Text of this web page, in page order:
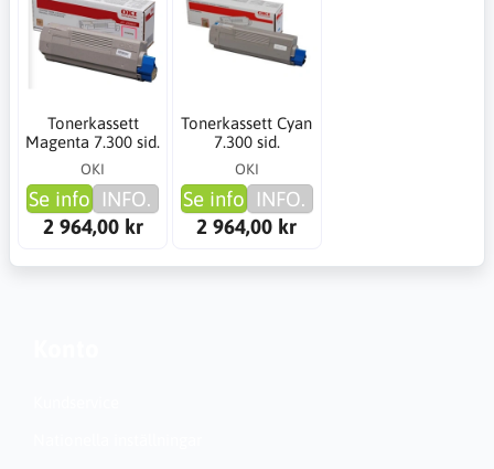
Tonerkassett
Magenta 7.300 sid.
OKI
Se info INFO.
2 964,00 kr
Tonerkassett Cyan
7.300 sid.
OKI
Se info INFO.
2 964,00 kr